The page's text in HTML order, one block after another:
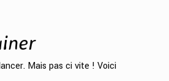
Mais pas ci vite ! Voici